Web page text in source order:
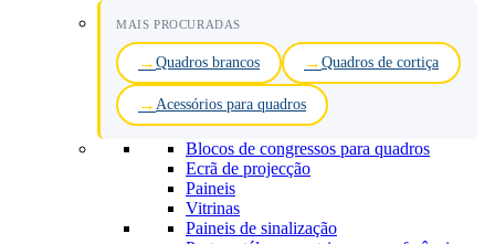
MAIS PROCURADAS
Quadros brancos Quadros de cortiça
Acessórios para quadros
Blocos de congressos para quadros
Ecrã de projecção
Paineis
Vitrinas
Paineis de sinalização